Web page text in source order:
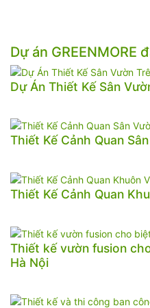
Dự án GREENMORE
Dự Án Thiết Kế Sân
Thiết Kế Cảnh Quan
Thiết Kế Cảnh Quan
Thiết kế vườn fusion
Hà Nội